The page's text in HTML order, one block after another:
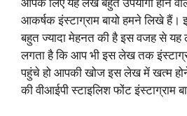
आकर्षक इंस्टाग्राम बायो हमने लिखे
बहुत ज्यादा मेहनत की है इस वजह से
लगता है कि आप भी इस लेख तक
पहुंचे हो आपकी खोज इस लेख में खत्म
की वीआईपी स्टाइलिश फोंट इंस्टाग्राम